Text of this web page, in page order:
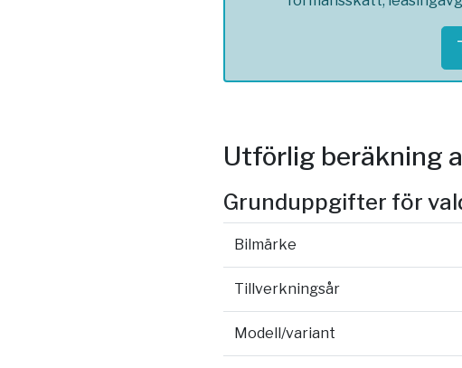
Utförlig beräkning
Grunduppgifter för
Bilmärke
Tillverkningsår
Modell/variant